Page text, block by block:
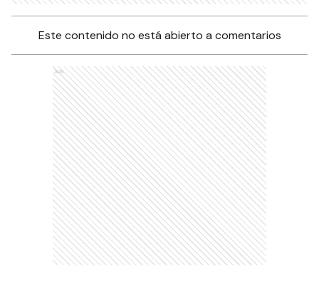
Este contenido no está abierto a comentarios
Ads